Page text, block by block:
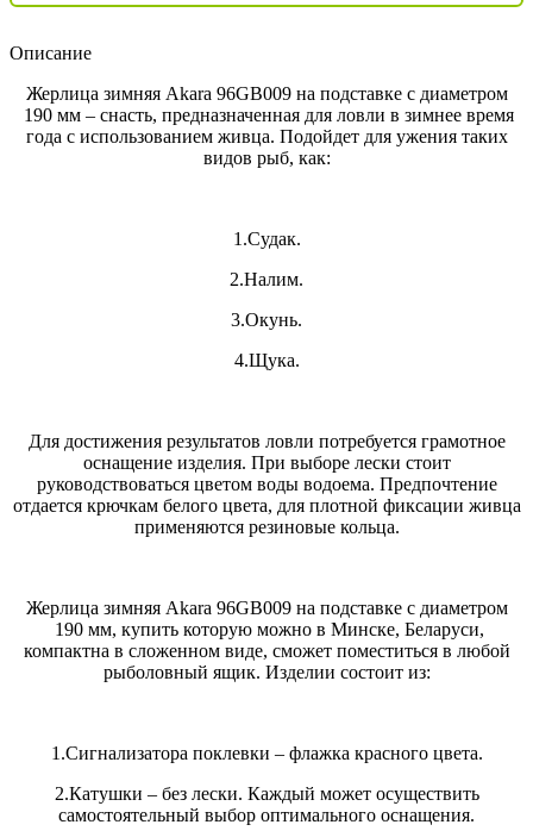
Описание
Жерлица зимняя Akara 96GB009 на подставке c диаметром
190 мм – снасть, предназначенная для ловли в зимнее время
года с использованием живца. Подойдет для ужения таких
видов рыб, как:
1.Судак.
2.Налим.
3.Окунь.
4.Щука.
Для достижения результатов ловли потребуется грамотное
оснащение изделия. При выборе лески стоит
руководствоваться цветом воды водоема. Предпочтение
отдается крючкам белого цвета, для плотной фиксации живца
применяются резиновые кольца.
Жерлица зимняя Akara 96GB009 на подставке c диаметром
190 мм, купить которую можно в Минске, Беларуси,
компактна в сложенном виде, сможет поместиться в любой
рыболовный ящик. Изделии состоит из:
1.Сигнализатора поклевки – флажка красного цвета.
2.Катушки – без лески. Каждый может осуществить
самостоятельный выбор оптимального оснащения.